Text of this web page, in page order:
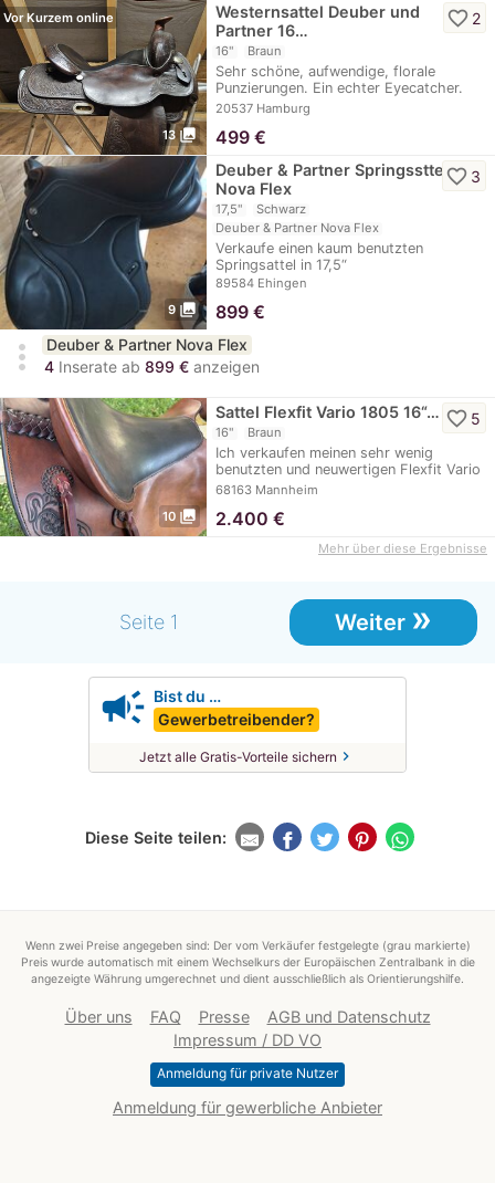
13 photo_library
Vor Kurzem online
Westernsattel Deuber und
Partner 16…
16" Braun
Sehr schöne, aufwendige, florale
Punzierungen. Ein echter Eyecatcher.
Auch für höhere…
20537 Hamburg
favorite_border 2
499 €
9 photo_library
Deuber & Partner Springssttel
Nova Flex
17,5"
Schwarz
Deuber & Partner Nova Flex
Verkaufe einen kaum benutzten
Springsattel in 17,5“
89584 Ehingen
favorite_border 3
899 €
more_vert
Deuber & Partner Nova Flex
4 Inserate ab 899 € anzeigen
10 photo_library
Sattel Flexfit Vario 1805 16“…
16" Braun
Ich verkaufen meinen sehr wenig
benutzten und neuwertigen Flexfit Vario
Sattel von…
68163 Mannheim
favorite_border 5
2.400 €
Mehr über diese Ergebnisse
Seite 1 Weiter »
campaign Bist du …
Gewerbetreibender?
Jetzt alle Gratis-Vorteile sichern chevron_right
Diese Seite teilen:
Wenn zwei Preise angegeben sind: Der vom Verkäufer festgelegte (grau markierte)
Preis wurde automatisch mit einem Wechselkurs der Europäischen Zentralbank in die
angezeigte Währung umgerechnet und dient ausschließlich als Orientierungshilfe.
Über uns FAQ Presse
AGB und Datenschutz
Impressum / DD VO
Anmeldung für private Nutzer
Anmeldung für gewerbliche Anbieter